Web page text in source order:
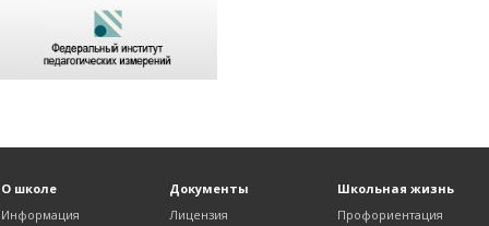
О школе
Информация
Документы
Лицензия
Школьная жизнь
Профориентация